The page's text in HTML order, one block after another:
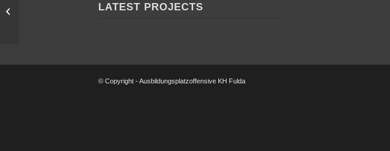
LATEST PROJECTS
© Copyright - Ausbildungsplatzoffensive KH Fulda
Elektro-Henkel GmbH & Co. KG